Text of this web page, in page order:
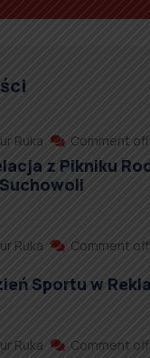
Ruka Comment off
z Pikniku
Ruka Comment off
Sportu w
Ruka Comment off